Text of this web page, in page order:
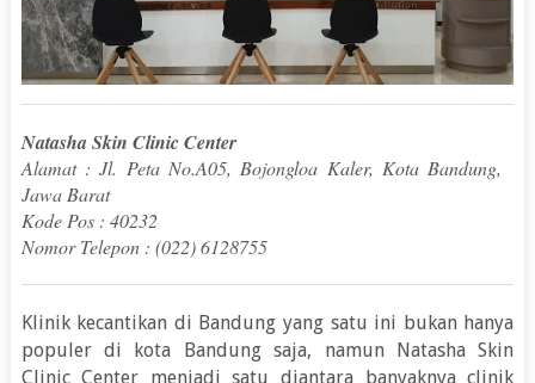
Natasha Skin Clinic Center
Alamat : Jl. Peta No.A05, Bojongloa Kaler, Kota Bandung,
Jawa Barat
Kode Pos : 40232
Nomor Telepon : (022) 6128755
Klinik kecantikan di Bandung yang satu ini bukan hanya
populer di kota Bandung saja, namun Natasha Skin
Clinic Center menjadi satu diantara banyaknya clinik